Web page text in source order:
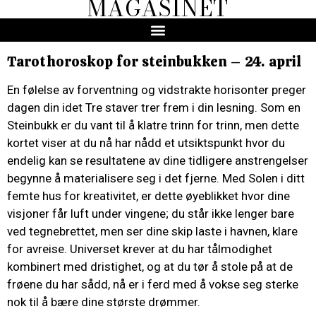
MAGASINET
Tarothoroskop for steinbukken – 24. april
En følelse av forventning og vidstrakte horisonter preger
dagen din idet Tre staver trer frem i din lesning. Som en
Steinbukk er du vant til å klatre trinn for trinn, men dette
kortet viser at du nå har nådd et utsiktspunkt hvor du
endelig kan se resultatene av dine tidligere anstrengelser
begynne å materialisere seg i det fjerne. Med Solen i ditt
femte hus for kreativitet, er dette øyeblikket hvor dine
visjoner får luft under vingene; du står ikke lenger bare
ved tegnebrettet, men ser dine skip laste i havnen, klare
for avreise. Universet krever at du har tålmodighet
kombinert med dristighet, og at du tør å stole på at de
frøene du har sådd, nå er i ferd med å vokse seg sterke
nok til å bære dine største drømmer.